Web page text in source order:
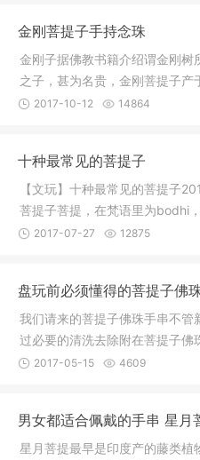
金刚菩提子手持念珠
金刚子据佛教书籍介绍谓金刚
之子，甚为名贵，金刚菩提子
地区有一
2017-10-12 14864
十种最常见的菩提子
【文玩】十种最常见的菩提子
菩提子菩提，在梵语里为bodhi
路的意
2017-07-27 12875
盘玩前必须懂得的菩提子佛
我们请来的菩提子佛珠手串不管
过必要的清洗去除附在菩提子佛
采集、选
2017-05-15 4609
男女都适合佩戴的手串 星月
星月菩提最早是印度产的藤类植